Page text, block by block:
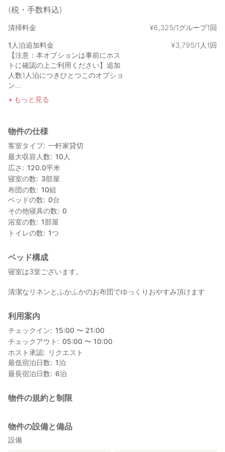
(税・手数料込)
清掃料金 ¥6,325/1グループ1回
1人泊追加料金
【注意：本オプションは事前にホス
トに確認の上ご利用ください】追加
人数1人泊につきひとつこのオプショ
ン...
もっと見る
¥3,795/1人1回
物件の仕様
客室タイプ 一軒家貸切
最大収容人数
10人
広さ
120.0平米
寝室の数
3部屋
布団の数
10組
ベッドの数
0台
その他寝具の数
0
浴室の数
1部屋
トイレの数
1つ
ベッド構成
寝室は3室ございます。
清潔なリネンとふかふかのお布団でゆっくりおやすみ頂けます
利用案内
チェックイン
15:00 〜 21:00
チェックアウト
05:00 〜 10:00
ホスト承認
リクエスト
最低宿泊日数
1泊
最長宿泊日数
6泊
物件の規約と制限
物件の設備と備品
設備